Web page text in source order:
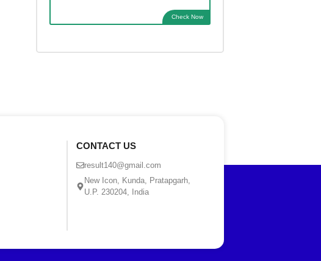
Check Now
CONTACT US
result140@gmail.com
New Icon, Kunda, Pratapgarh,
U.P. 230204, India